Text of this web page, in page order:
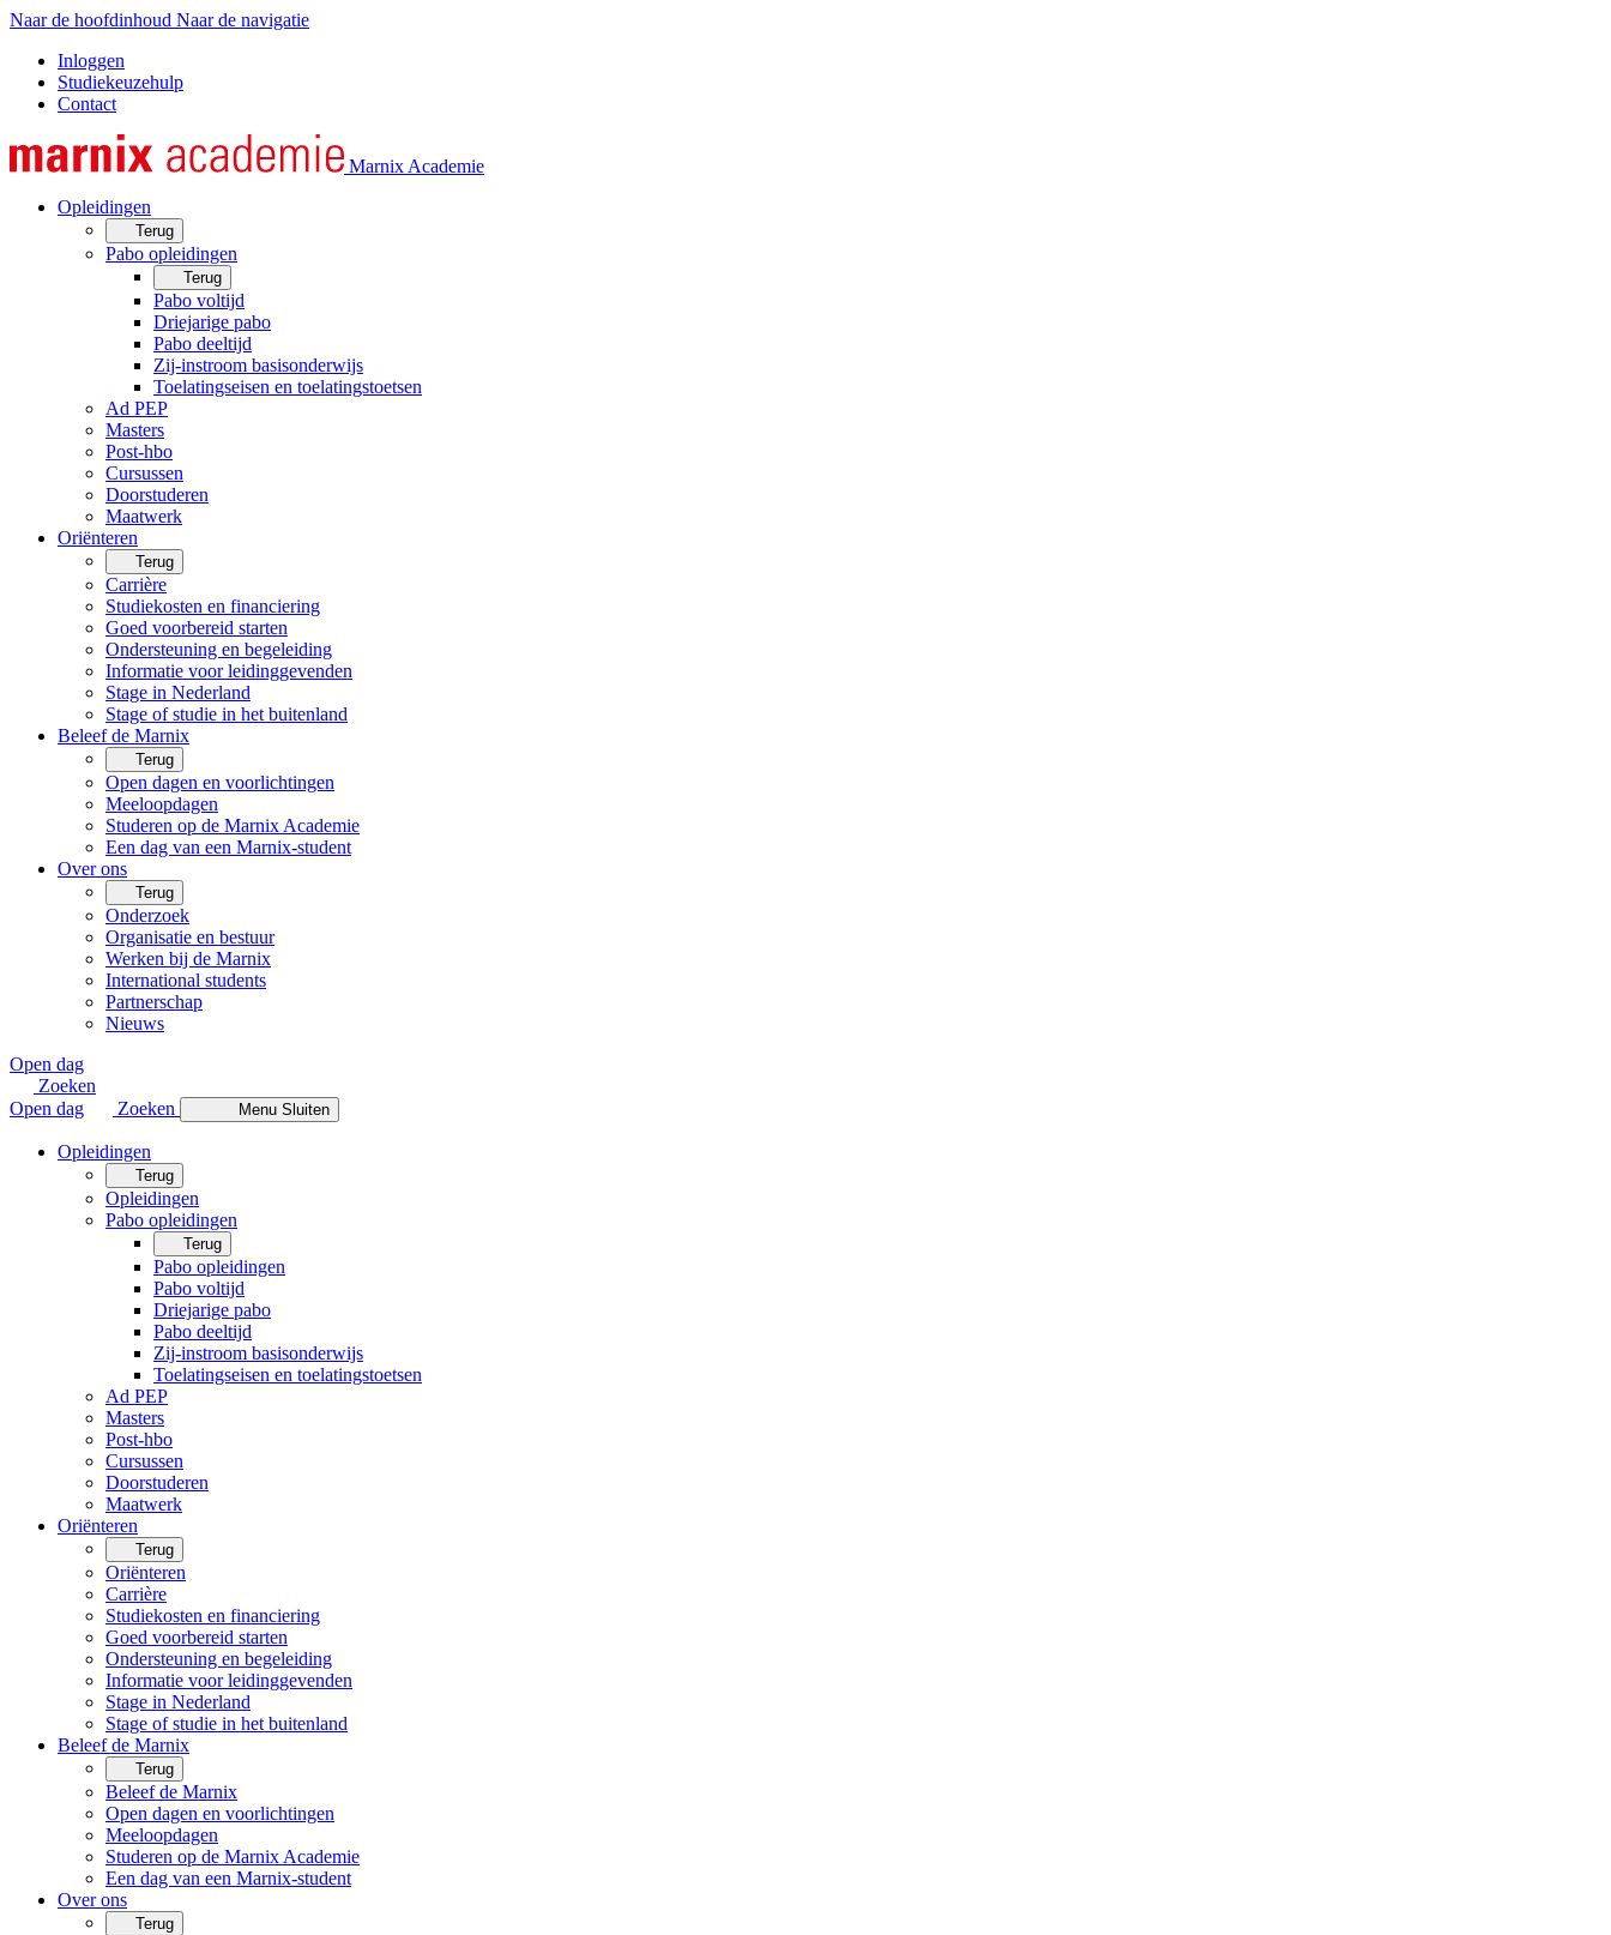
Naar de hoofdinhoud Naar de navigatie
Inloggen
Studiekeuzehulp
Contact
Marnix Academie
Opleidingen
Terug
Pabo opleidingen
Terug
Pabo voltijd
Driejarige pabo
Pabo deeltijd
Zij-instroom basisonderwijs
Toelatingseisen en toelatingstoetsen
Ad PEP
Masters
Post-hbo
Cursussen
Doorstuderen
Maatwerk
Oriënteren
Terug
Carrière
Studiekosten en financiering
Goed voorbereid starten
Ondersteuning en begeleiding
Informatie voor leidinggevenden
Stage in Nederland
Stage of studie in het buitenland
Beleef de Marnix
Terug
Open dagen en voorlichtingen
Meeloopdagen
Studeren op de Marnix Academie
Een dag van een Marnix-student
Over ons
Terug
Onderzoek
Organisatie en bestuur
Werken bij de Marnix
International students
Partnerschap
Nieuws
Open dag
Zoeken
Open dag
Zoeken Menu Sluiten
Opleidingen
Terug
Opleidingen
Pabo opleidingen
Terug
Pabo opleidingen
Pabo voltijd
Driejarige pabo
Pabo deeltijd
Zij-instroom basisonderwijs
Toelatingseisen en toelatingstoetsen
Ad PEP
Masters
Post-hbo
Cursussen
Doorstuderen
Maatwerk
Oriënteren
Terug
Oriënteren
Carrière
Studiekosten en financiering
Goed voorbereid starten
Ondersteuning en begeleiding
Informatie voor leidinggevenden
Stage in Nederland
Stage of studie in het buitenland
Beleef de Marnix
Terug
Beleef de Marnix
Open dagen en voorlichtingen
Meeloopdagen
Studeren op de Marnix Academie
Een dag van een Marnix-student
Over ons
Terug